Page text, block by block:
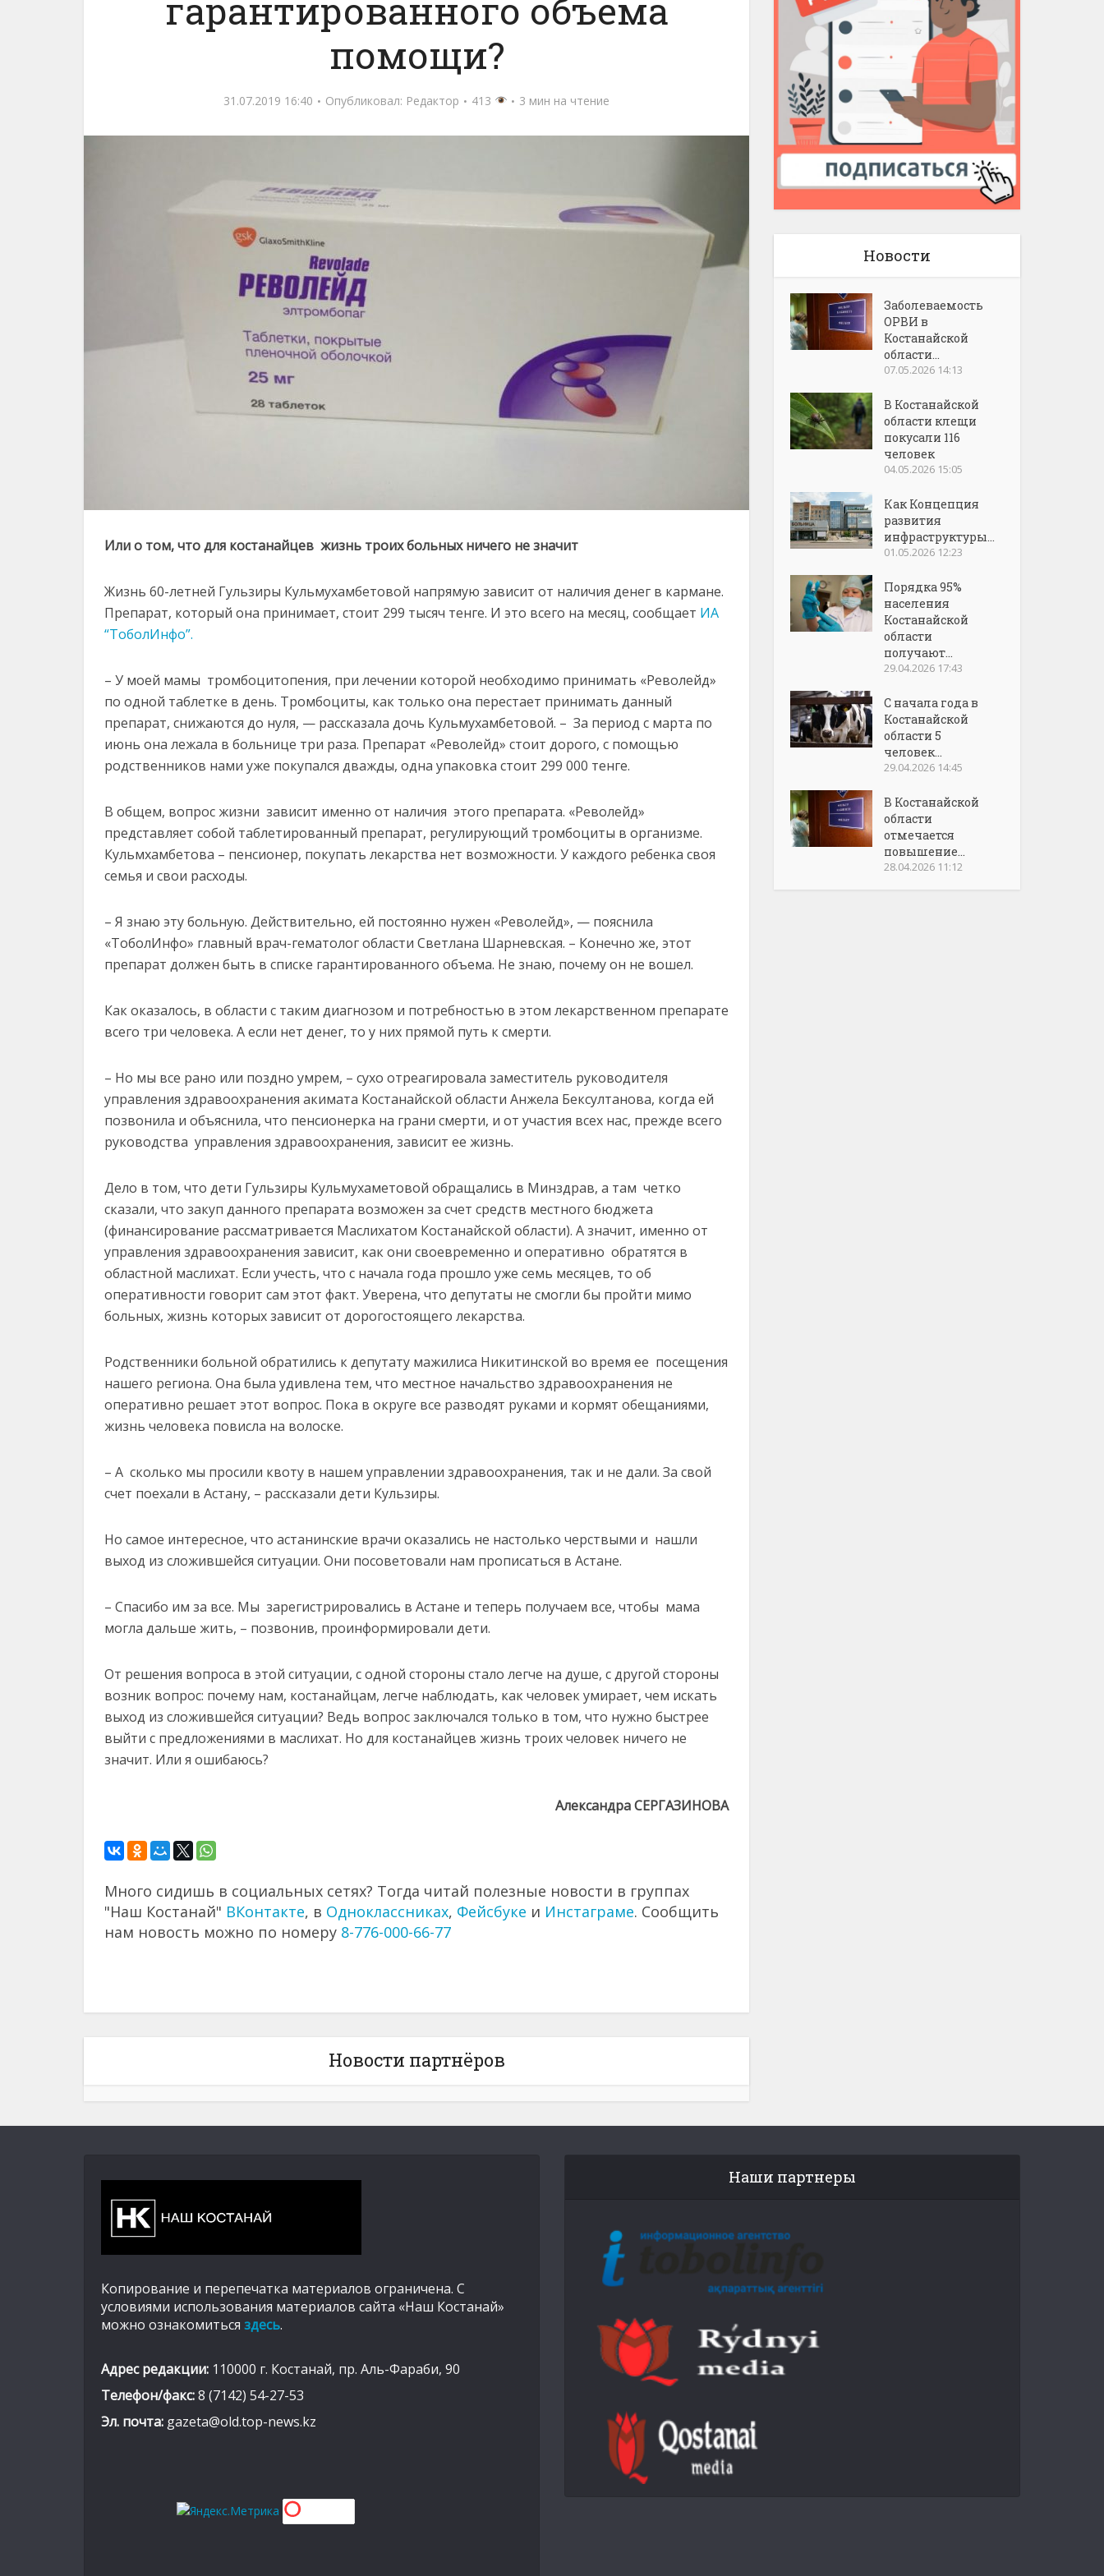
гарантированного объема
помощи?
31.07.2019 16:40 Опубликовал: Редактор 413 3 мин на чтение
Или о том, что для костанайцев жизнь троих больных ничего не значит
Жизнь 60-летней Гульзиры Кульмухамбетовой напрямую зависит от наличия денег в кармане.
Препарат, который она принимает, стоит 299 тысяч тенге. И это всего на месяц, сообщает ИА
“ТоболИнфо”.
– У моей мамы тромбоцитопения, при лечении которой необходимо принимать «Револейд»
по одной таблетке в день. Тромбоциты, как только она перестает принимать данный
препарат, снижаются до нуля, — рассказала дочь Кульмухамбетовой. – За период с марта по
июнь она лежала в больнице три раза. Препарат «Револейд» стоит дорого, с помощью
родственников нами уже покупался дважды, одна упаковка стоит 299 000 тенге.
В общем, вопрос жизни зависит именно от наличия этого препарата. «Револейд»
представляет собой таблетированный препарат, регулирующий тромбоциты в организме.
Кульмхамбетова – пенсионер, покупать лекарства нет возможности. У каждого ребенка своя
семья и свои расходы.
– Я знаю эту больную. Действительно, ей постоянно нужен «Револейд», — пояснила
«ТоболИнфо» главный врач-гематолог области Светлана Шарневская. – Конечно же, этот
препарат должен быть в списке гарантированного объема. Не знаю, почему он не вошел.
Как оказалось, в области с таким диагнозом и потребностью в этом лекарственном препарате
всего три человека. А если нет денег, то у них прямой путь к смерти.
– Но мы все рано или поздно умрем, – сухо отреагировала заместитель руководителя
управления здравоохранения акимата Костанайской области Анжела Бексултанова, когда ей
позвонила и объяснила, что пенсионерка на грани смерти, и от участия всех нас, прежде всего
руководства управления здравоохранения, зависит ее жизнь.
Дело в том, что дети Гульзиры Кульмухаметовой обращались в Минздрав, а там четко
сказали, что закуп данного препарата возможен за счет средств местного бюджета
(финансирование рассматривается Маслихатом Костанайской области). А значит, именно от
управления здравоохранения зависит, как они своевременно и оперативно обратятся в
областной маслихат. Если учесть, что с начала года прошло уже семь месяцев, то об
оперативности говорит сам этот факт. Уверена, что депутаты не смогли бы пройти мимо
больных, жизнь которых зависит от дорогостоящего лекарства.
Родственники больной обратились к депутату мажилиса Никитинской во время ее посещения
нашего региона. Она была удивлена тем, что местное начальство здравоохранения не
оперативно решает этот вопрос. Пока в округе все разводят руками и кормят обещаниями,
жизнь человека повисла на волоске.
– А сколько мы просили квоту в нашем управлении здравоохранения, так и не дали. За свой
счет поехали в Астану, – рассказали дети Кульзиры.
Но самое интересное, что астанинские врачи оказались не настолько черствыми и нашли
выход из сложившейся ситуации. Они посоветовали нам прописаться в Астане.
– Спасибо им за все. Мы зарегистрировались в Астане и теперь получаем все, чтобы мама
могла дальше жить, – позвонив, проинформировали дети.
От решения вопроса в этой ситуации, с одной стороны стало легче на душе, с другой стороны
возник вопрос: почему нам, костанайцам, легче наблюдать, как человек умирает, чем искать
выход из сложившейся ситуации? Ведь вопрос заключался только в том, что нужно быстрее
выйти с предложениями в маслихат. Но для костанайцев жизнь троих человек ничего не
значит. Или я ошибаюсь?
Александра СЕРГАЗИНОВА
Много сидишь в социальных сетях? Тогда читай полезные новости в группах
"Наш Костанай" ВКонтакте, в Одноклассниках, Фейсбуке и Инстаграме. Сообщить
нам новость можно по номеру 8-776-000-66-77
Новости партнёров
Новости
Заболеваемость
ОРВИ в
Костанайской
области...
07.05.2026 14:13
В Костанайской
области клещи
покусали 116
человек
04.05.2026 15:05
Как Концепция
развития
инфраструктуры...
01.05.2026 12:23
Порядка 95%
населения
Костанайской
области
получают...
29.04.2026 17:43
С начала года в
Костанайской
области 5
человек...
29.04.2026 14:45
В Костанайской
области
отмечается
повышение...
28.04.2026 11:12
Копирование и перепечатка материалов ограничена. С
условиями использования материалов сайта «Наш Костанай»
можно ознакомиться здесь.
Адрес редакции: 110000 г. Костанай, пр. Аль-Фараби, 90
Телефон/факс:8 (7142) 54-27-53
Эл. почта: gazeta@old.top-news.kz
Наши партнеры